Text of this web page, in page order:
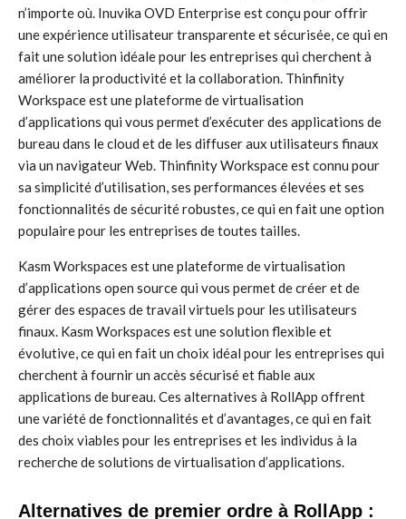
n’importe où. Inuvika OVD Enterprise est conçu pour offrir
une expérience utilisateur transparente et sécurisée, ce qui en
fait une solution idéale pour les entreprises qui cherchent à
améliorer la productivité et la collaboration. Thinfinity
Workspace est une plateforme de virtualisation
d’applications qui vous permet d’exécuter des applications de
bureau dans le cloud et de les diffuser aux utilisateurs finaux
via un navigateur Web. Thinfinity Workspace est connu pour
sa simplicité d’utilisation, ses performances élevées et ses
fonctionnalités de sécurité robustes, ce qui en fait une option
populaire pour les entreprises de toutes tailles.
Kasm Workspaces est une plateforme de virtualisation
d’applications open source qui vous permet de créer et de
gérer des espaces de travail virtuels pour les utilisateurs
finaux. Kasm Workspaces est une solution flexible et
évolutive, ce qui en fait un choix idéal pour les entreprises qui
cherchent à fournir un accès sécurisé et fiable aux
applications de bureau. Ces alternatives à RollApp offrent
une variété de fonctionnalités et d’avantages, ce qui en fait
des choix viables pour les entreprises et les individus à la
recherche de solutions de virtualisation d’applications.
Alternatives de premier ordre à RollApp :